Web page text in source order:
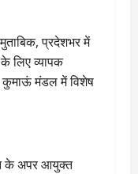
प्रदेशभर में
के लिए व्यापक
कुमाऊं मंडल में विशेष
के अपर आयुक्त